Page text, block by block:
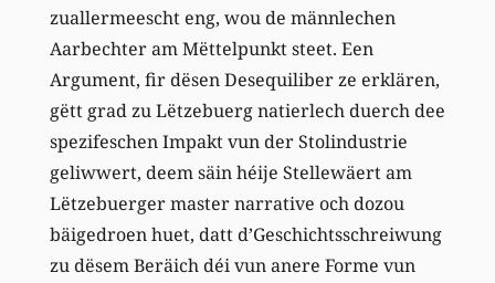
zuallermeescht eng, wou de männlechen
Aarbechter am Mëttelpunkt steet. Een
Argument, fir dësen Desequiliber ze erklären,
gëtt grad zu Lëtzebuerg natierlech duerch dee
spezifeschen Impakt vun der Stolindustrie
geliwwert, deem säin héije Stellewäert am
Lëtzebuerger master narrative och dozou
bäigedroen huet, datt d’Geschichtsschreiwung
zu dësem Beräich déi vun anere Forme vun